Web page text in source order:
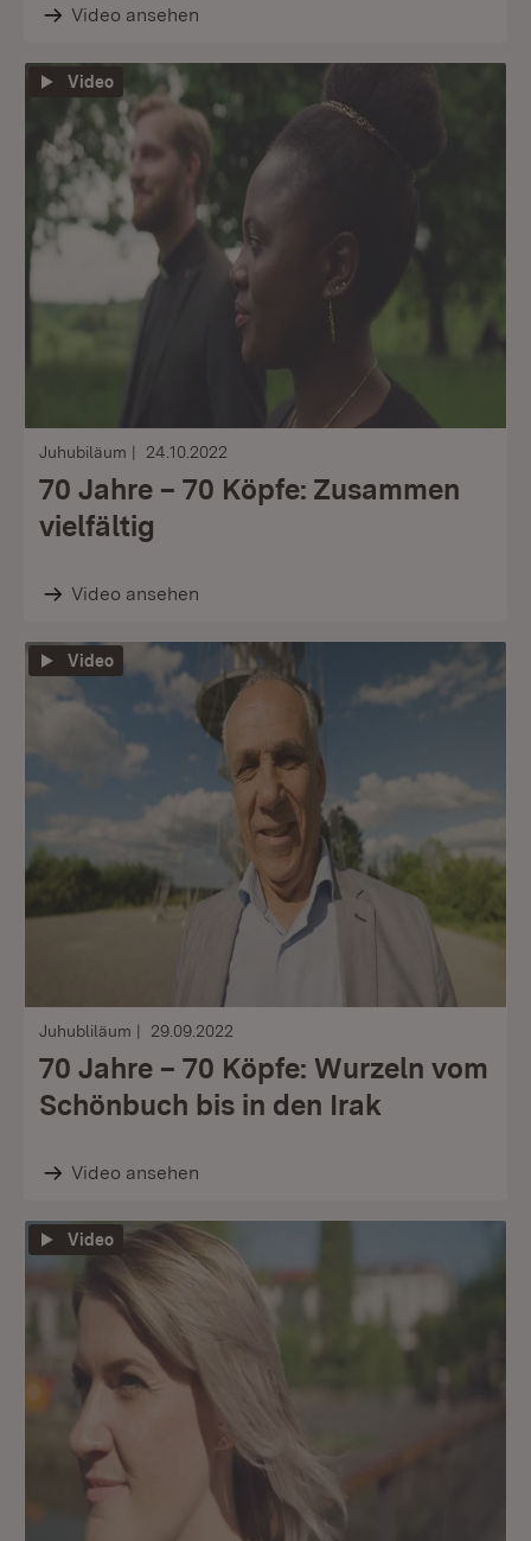
Video ansehen
Video
Juhubiläum 24.10.2022
70 Jahre – 70 Köpfe: Zusammen
vielfältig
Video ansehen
Video
Juhubliläum 29.09.2022
70 Jahre – 70 Köpfe: Wurzeln vom
Schönbuch bis in den Irak
Video ansehen
Video